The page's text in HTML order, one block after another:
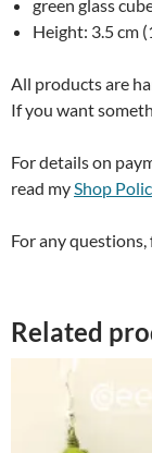
green glass
Height: 3.5 cm
All products are
If you want
For details on
read my Shop
For any
Related